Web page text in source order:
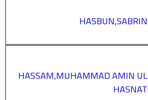
HASBUN,SABRIN
HASSAM,MUHAMMAD AMIN UL
HASNAT